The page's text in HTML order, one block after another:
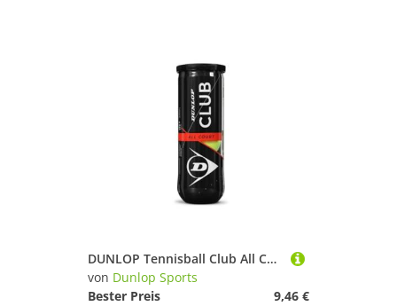
DUNLOP Tennisball Club All Court - für Sand, Hartplatz und Rasen (1x3er Dose), Weiss/opulenter Garten
von Dunlop Sports
Bester Preis
9,46 €